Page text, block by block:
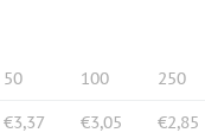
50 100 250
€3,37 €3,05 €2,85